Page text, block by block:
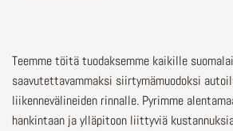
Teemme töitä tuodaksemme kaikille
saavutettavammaksi siirtymämuodoksi
liikennevälineiden rinnalle. Pyrimme
hankintaan ja ylläpitoon liittyviä